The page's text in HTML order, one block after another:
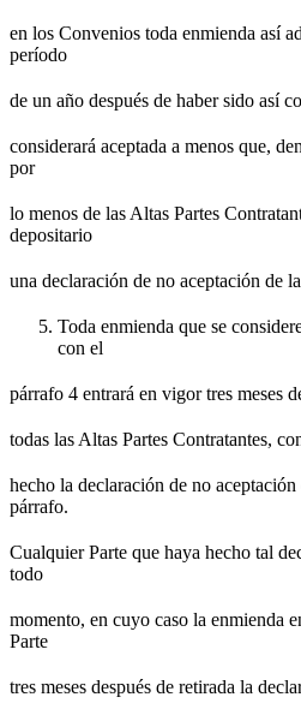
en los Convenios toda enmienda así
período
de un año después de haber sido así
considerará aceptada a menos que,
por
lo menos de las Altas Partes
depositario
una declaración de no aceptación de
Toda enmienda que se
con el
párrafo 4 entrará en vigor tres meses
todas las Altas Partes Contratantes,
hecho la declaración de no
párrafo.
Cualquier Parte que haya hecho tal
todo
momento, en cuyo caso la enmienda
Parte
tres meses después de retirada la